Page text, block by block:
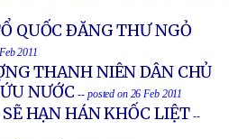
QUỐC ÐĂNG THƯ NGỎ
2011
THANH NIÊN DÂN CHỦ
NƯỚC-- posted on 26 Feb 2011
HẠN HÁN KHỐC LIỆT --